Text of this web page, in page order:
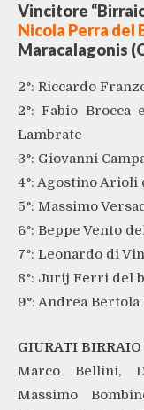
Vincitore
Nicola Perra del
Maracalagonis
2°: Riccardo
2°: Fabio
Lambrate
3°: Giovanni
4°: Agostino
5°: Massimo
6°: Beppe Vento
7°: Leonardo di
8°: Jurij Ferri del
9°: Andrea
GIURATI
Marco Bellini,
Massimo